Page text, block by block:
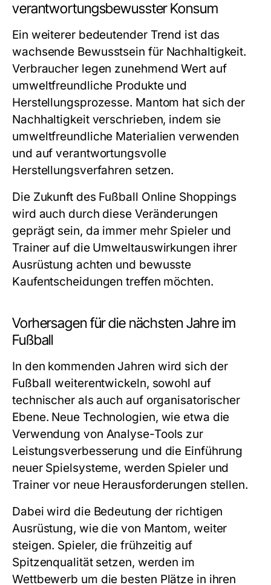
verantwortungsbewusster Konsum
Ein weiterer bedeutender Trend ist das
wachsende Bewusstsein für Nachhaltigkeit.
Verbraucher legen zunehmend Wert auf
umweltfreundliche Produkte und
Herstellungsprozesse. Mantom hat sich der
Nachhaltigkeit verschrieben, indem sie
umweltfreundliche Materialien verwenden
und auf verantwortungsvolle
Herstellungsverfahren setzen.
Die Zukunft des Fußball Online Shoppings
wird auch durch diese Veränderungen
geprägt sein, da immer mehr Spieler und
Trainer auf die Umweltauswirkungen ihrer
Ausrüstung achten und bewusste
Kaufentscheidungen treffen möchten.
Vorhersagen für die nächsten Jahre im
Fußball
In den kommenden Jahren wird sich der
Fußball weiterentwickeln, sowohl auf
technischer als auch auf organisatorischer
Ebene. Neue Technologien, wie etwa die
Verwendung von Analyse-Tools zur
Leistungsverbesserung und die Einführung
neuer Spielsysteme, werden Spieler und
Trainer vor neue Herausforderungen stellen.
Dabei wird die Bedeutung der richtigen
Ausrüstung, wie die von Mantom, weiter
steigen. Spieler, die frühzeitig auf
Spitzenqualität setzen, werden im
Wettbewerb um die besten Plätze in ihren